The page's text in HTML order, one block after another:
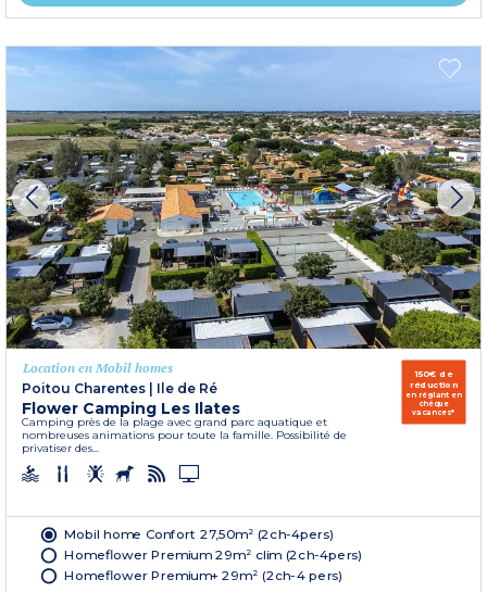
Location en Mobil homes
Poitou Charentes
Ile de Ré
Flower Camping Les Ilates
Camping près de la plage avec grand parc aquatique et
nombreuses animations pour toute la famille. Possibilité de
privatiser des...
150€ de
réduction
en réglant en
chèque
vacances*
Mobil home Confort 27,50m² (2ch-4pers)
Homeflower Premium 29m² clim (2ch-4pers)
Homeflower Premium+ 29m² (2ch-4 pers)